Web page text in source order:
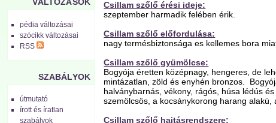
VÁLTOZÁSOK
pédia változásai
szócikk változásai
RSS
SZABÁLYOK
útmutató
írott és íratlan
szabályok
Csillam szőlő érési ideje:
szeptember harmadik felében érik.
Csillam szőlő előfordulása:
nagy termésbiztonsága es kellemes bora
Csillam szőlő gyümölcse:
Bogyója éretten középnagy, hengeres, de
mintázatlan, zöld és enyhén bronzos.
halványbarnás, vékony, rágós, húsa lédús
szemölcsös, a kocsánykorong harang alakú,
Csillam szőlő hajtásrendszere: